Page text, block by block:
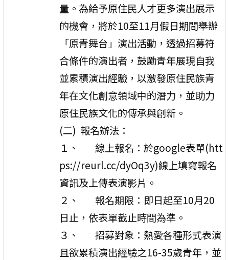
量。為給予原住民人才更多演出展示
的機會，將於10至11月假日期間舉辦
「原青舞台」演出活動，透過招募符
合條件的演出者，鼓勵青年展現自我
並累積演出經驗，以激發原住民族青
年在文化創意領域中的潛力，並助力
原住民族文化的傳承與創新。
(二) 報名辦法：
１、 線上報名：於google表單(htt
ps://reurl.cc/dyOq3y)線上填寫報名
資訊及上傳表演影片。
２、 報名期限：即日起至10月20
日止，依表單截止時間為準。
３、 招募對象：熱愛各種形式表演
且欲累積演出經驗之16-35歲青年，並